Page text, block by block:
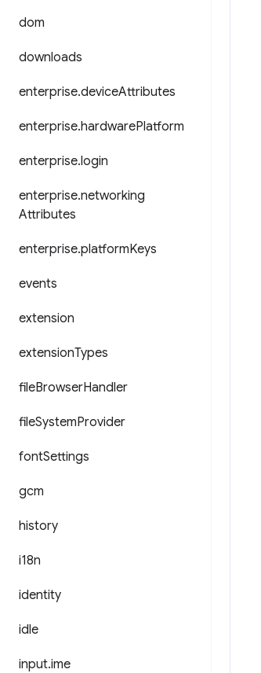
dom
downloads
enterprise.deviceAttributes
enterprise.hardwarePlatform
enterprise.login
enterprise.networking
Attributes
enterprise.platformKeys
events
extension
extensionTypes
fileBrowserHandler
fileSystemProvider
fontSettings
gcm
history
i18n
identity
idle
input.ime